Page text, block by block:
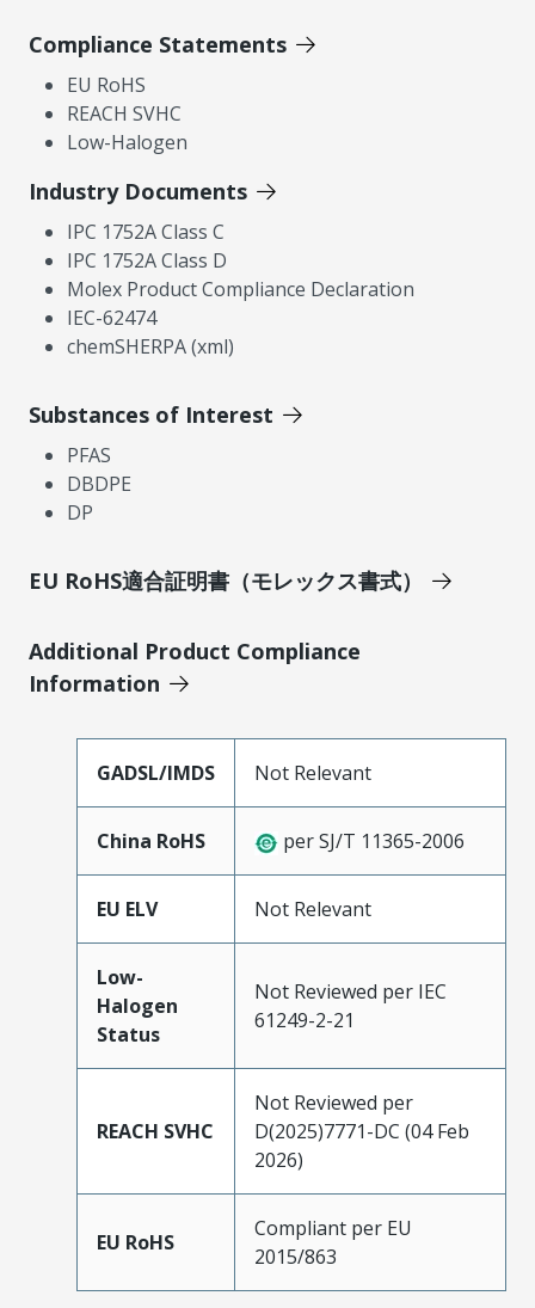
Compliance Statements
EU RoHS
REACH SVHC
Low-Halogen
Industry Documents
IPC 1752A Class C
IPC 1752A Class D
Molex Product Compliance Declaration
IEC-62474
chemSHERPA (xml)
Substances of Interest
PFAS
DBDPE
DP
EU RoHS適合証明書（モレックス書式）
Additional Product Compliance
Information
GADSL/IMDS Not Relevant
China RoHS per SJ/T 11365-2006
EU ELV Not Relevant
Low-
Halogen
Status
Not Reviewed per IEC
61249-2-21
REACH SVHC
Not Reviewed per
D(2025)7771-DC (04 Feb
2026)
EU RoHS
Compliant per EU
2015/863